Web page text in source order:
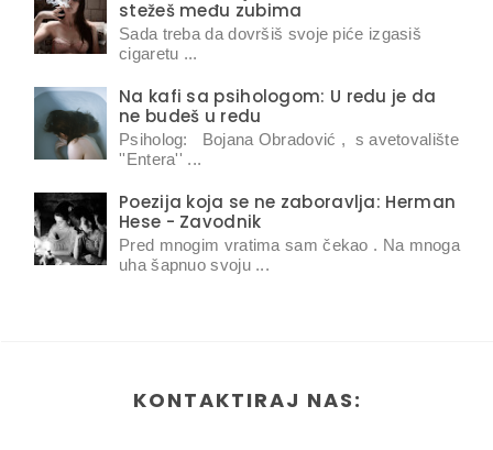
stežeš među zubima
Sada treba da dovršiš svoje piće izgasiš
cigaretu ...
Na kafi sa psihologom: U redu je da
ne budeš u redu
Psiholog: Bojana Obradović , s avetovalište
''Entera'' ...
Poezija koja se ne zaboravlja: Herman
Hese - Zavodnik
Pred mnogim vratima sam čekao . Na mnoga
uha šapnuo svoju ...
KONTAKTIRAJ NAS: